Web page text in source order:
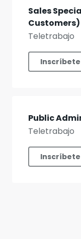
Sales
Customers)
Teletrabajo
Public
Teletrabajo